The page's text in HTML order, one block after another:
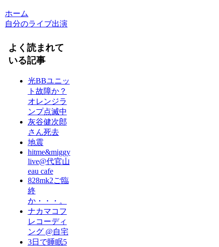
ホーム
自分のライブ出演
よく読まれて
いる記事
光BBユニッ
ト故障か？
オレンジラ
ンプ点滅中
灰谷健次郎
さん死去
地震
hitme&miggy
live@代官山
eau cafe
828mk2ご臨
終
か・・・。
ナカマコフ
レコーディ
ング @自宅
3日で睡眠5